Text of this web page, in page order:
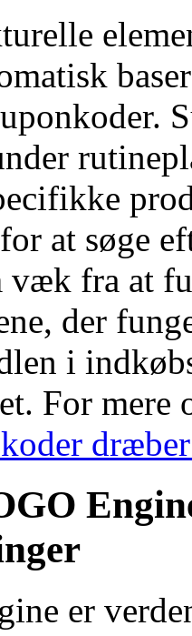
at søge
væk fra at
der
i
For
er